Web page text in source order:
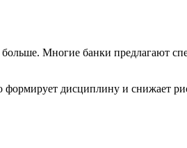
больше. Многие банки предлагают
дисциплину и снижает